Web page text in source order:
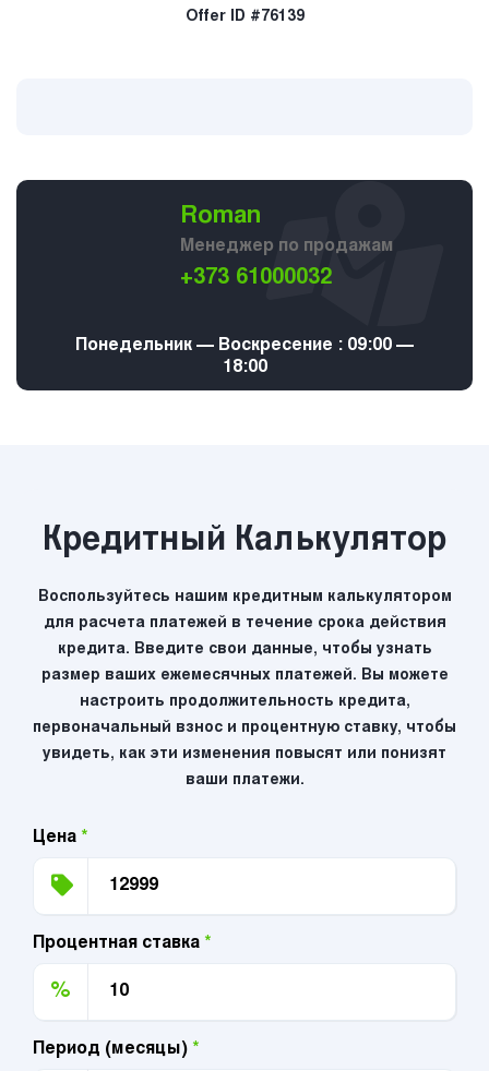
Offer ID #76139
Roman
Менеджер по продажам
+373 61000032
Понедельник — Воскресение : 09:00 —
18:00
Кредитный Калькулятор
Воспользуйтесь нашим кредитным калькулятором
для расчета платежей в течение срока действия
кредита. Введите свои данные, чтобы узнать
размер ваших ежемесячных платежей. Вы можете
настроить продолжительность кредита,
первоначальный взнос и процентную ставку, чтобы
увидеть, как эти изменения повысят или понизят
ваши платежи.
Цена *
Процентная ставка *
%
Период (месяцы) *